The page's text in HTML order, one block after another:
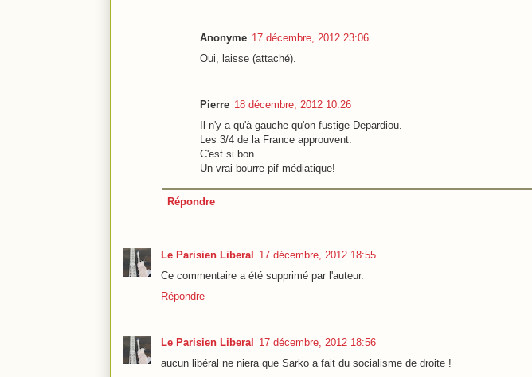
Anonyme 17 décembre, 2012 23:06
Oui, laisse (attaché).
Pierre 18 décembre, 2012 10:26
Il n'y a qu'à gauche qu'on fustige Depardiou.
Les 3/4 de la France approuvent.
C'est si bon.
Un vrai bourre-pif médiatique!
Répondre
Le Parisien Liberal 17 décembre, 2012 18:55
Ce commentaire a été supprimé par l'auteur.
Répondre
Le Parisien Liberal
17 décembre, 2012 18:56
aucun libéral ne niera que Sarko a fait du socialisme de droite !